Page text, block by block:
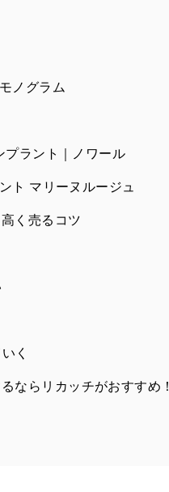
ノグラム
プラント｜ノワール
ト マリーヌルージュ
く売るコツ
く
ならリカッチがおすすめ！